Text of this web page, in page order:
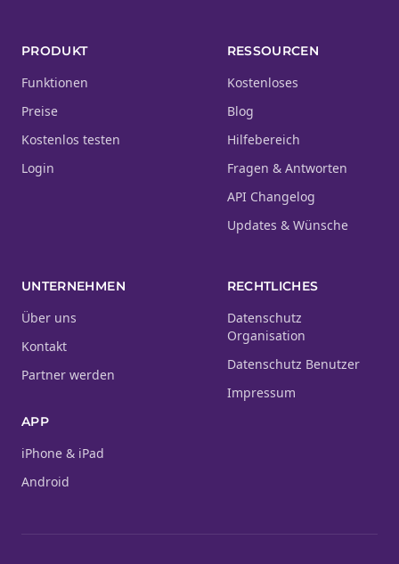
PRODUKT
Funktionen
Preise
Kostenlos testen
Login
RESSOURCEN
Kostenloses
Blog
Hilfebereich
Fragen & Antworten
API Changelog
Updates & Wünsche
UNTERNEHMEN
Über uns
Kontakt
Partner werden
APP
iPhone & iPad
Android
RECHTLICHES
Datenschutz
Organisation
Datenschutz Benutzer
Impressum